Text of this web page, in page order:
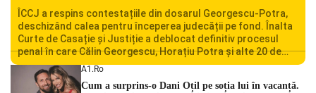
ÎCCJ a respins contestațiile din dosarul Georgescu-Potra,
deschizând calea pentru începerea judecății pe fond. Înalta
Curte de Casație și Justiție a deblocat definitiv procesul
penal în care Călin Georgescu, Horațiu Potra și alte 20 de
persoane sunt acuzați de acțiuni îndreptate împotriva
ordinii constituționale. În ședința din camera preliminară,
judecătorii de la instanța supremă au […]
A1.ro
Cum a surprins-o Dani Oțil pe soția lui în vacanță.